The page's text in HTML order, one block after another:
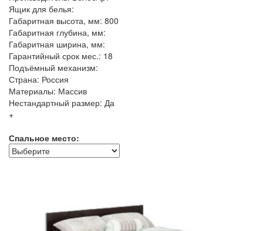
Ящик для белья:
Габаритная высота, мм: 800
Габаритная глубина, мм:
Габаритная ширина, мм:
Гарантийный срок мес.: 18
Подъёмный механизм:
Страна: Россия
Материалы: Массив
Нестандартный размер: Да
+
Спальное место: